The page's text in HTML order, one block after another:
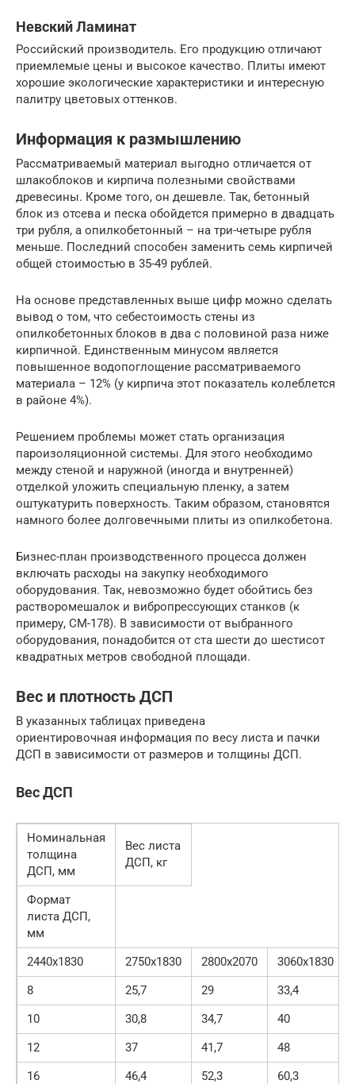
Невский Ламинат
Российский производитель. Его продукцию отличают
приемлемые цены и высокое качество. Плиты имеют
хорошие экологические характеристики и интересную
палитру цветовых оттенков.
Информация к размышлению
Рассматриваемый материал выгодно отличается от
шлакоблоков и кирпича полезными свойствами
древесины. Кроме того, он дешевле. Так, бетонный
блок из отсева и песка обойдется примерно в двадцать
три рубля, а опилкобетонный – на три-четыре рубля
меньше. Последний способен заменить семь кирпичей
общей стоимостью в 35-49 рублей.
На основе представленных выше цифр можно сделать
вывод о том, что себестоимость стены из
опилкобетонных блоков в два с половиной раза ниже
кирпичной. Единственным минусом является
повышенное водопоглощение рассматриваемого
материала – 12% (у кирпича этот показатель колеблется
в районе 4%).
Решением проблемы может стать организация
пароизоляционной системы. Для этого необходимо
между стеной и наружной (иногда и внутренней)
отделкой уложить специальную пленку, а затем
оштукатурить поверхность. Таким образом, становятся
намного более долговечными плиты из опилкобетона.
Бизнес-план производственного процесса должен
включать расходы на закупку необходимого
оборудования. Так, невозможно будет обойтись без
растворомешалок и вибропрессующих станков (к
примеру, СМ-178). В зависимости от выбранного
оборудования, понадобится от ста шести до шестисот
квадратных метров свободной площади.
Вес и плотность ДСП
В указанных таблицах приведена
ориентировочная информация по весу листа и пачки
ДСП в зависимости от размеров и толщины ДСП.
Вес ДСП
Номинальная
толщина
ДСП, мм
Вес листа
ДСП, кг
Формат
листа ДСП,
мм
2440х1830
2750х1830 2800х2070 3060х1830
8
25,7 29 33,4
10
30,8 34,7 40
12
37 41,7 48
16
46,4 52,3 60,3